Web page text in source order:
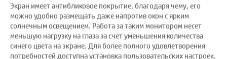
Экран имеет антибликовое покрытие, благодаря чему, его
можно удобно размещать даже напротив окон с ярким
солнечным освещением. Работа за таким монитором несет
меньшую нагрузку на глаза за счет уменьшения количества
синего цвета на экране. Для более полного удовлетворения
потребностей доступна установка пользовательских настроек.